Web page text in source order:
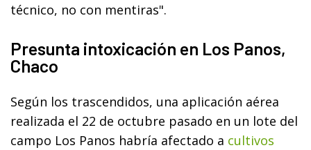
técnico, no con mentiras".
Presunta intoxicación en Los Panos,
Chaco
Según los trascendidos, una aplicación aérea
realizada el 22 de octubre pasado en un lote del
campo Los Panos habría afectado a cultivos